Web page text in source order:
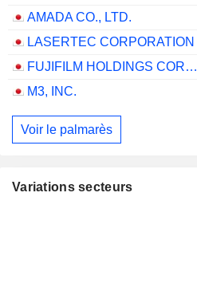
AMADA CO., LTD.
LASERTEC CORPORATION
FUJIFILM HOLDINGS CORPORATION
M3, INC.
Voir le palmarès
Variations secteurs